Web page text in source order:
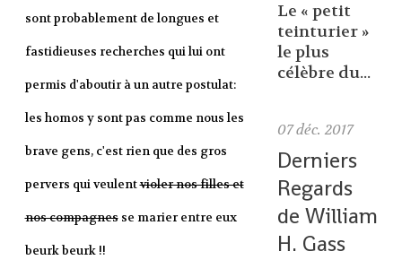
sont probablement de longues et
fastidieuses recherches qui lui ont
permis d'aboutir à un autre postulat:
les homos y sont pas comme nous les
brave gens, c'est rien que des gros
pervers qui veulentvioler nos filles et
nos compagnesse marier entre eux
beurk beurk !!
Le « petit
teinturier »
le plus
célèbre du...
07 déc. 2017
Derniers
Regards
de William
H. Gass